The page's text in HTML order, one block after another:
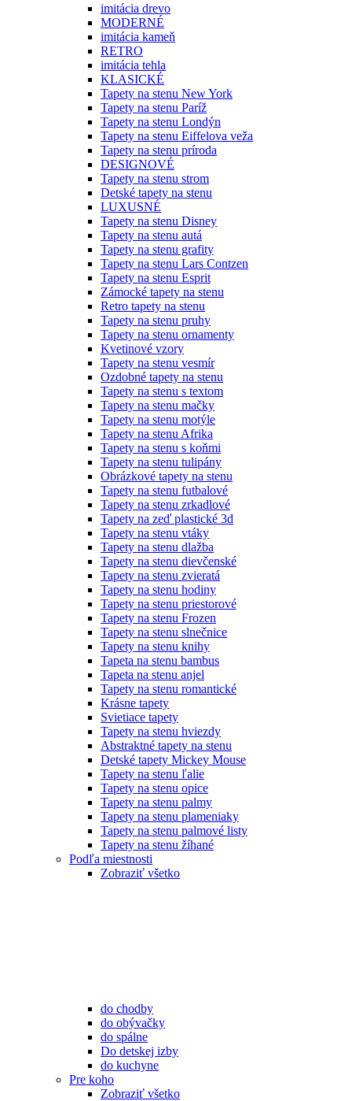
imitácia drevo
MODERNÉ
imitácia kameň
RETRO
imitácia tehla
KLASICKÉ
Tapety na stenu New York
Tapety na stenu Paríž
Tapety na stenu Londýn
Tapety na stenu Eiffelova veža
Tapety na stenu príroda
DESIGNOVÉ
Tapety na stenu strom
Detské tapety na stenu
LUXUSNÉ
Tapety na stenu Disney
Tapety na stenu autá
Tapety na stenu grafity
Tapety na stenu Lars Contzen
Tapety na stenu Esprit
Zámocké tapety na stenu
Retro tapety na stenu
Tapety na stenu pruhy
Tapety na stenu ornamenty
Kvetinové vzory
Tapety na stenu vesmír
Ozdobné tapety na stenu
Tapety na stenu s textom
Tapety na stenu mačky
Tapety na stenu motýle
Tapety na stenu Afrika
Tapety na stenu s koňmi
Tapety na stenu tulipány
Obrázkové tapety na stenu
Tapety na stenu futbalové
Tapety na stenu zrkadlové
Tapety na zeď plastické 3d
Tapety na stenu vtáky
Tapety na stenu dlažba
Tapety na stenu dievčenské
Tapety na stenu zvieratá
Tapety na stenu hodiny
Tapety na stenu priestorové
Tapety na stenu Frozen
Tapety na stenu slnečnice
Tapety na stenu knihy
Tapeta na stenu bambus
Tapeta na stenu anjel
Tapety na stenu romantické
Krásne tapety
Svietiace tapety
Tapety na stenu hviezdy
Abstraktné tapety na stenu
Detské tapety Mickey Mouse
Tapety na stenu ľalie
Tapety na stenu opice
Tapety na stenu palmy
Tapety na stenu plameniaky
Tapety na stenu palmové listy
Tapety na stenu žíhané
Podľa miestnosti
Zobraziť všetko
do chodby
do obývačky
do spálne
Do detskej izby
do kuchyne
Pre koho
Zobraziť všetko